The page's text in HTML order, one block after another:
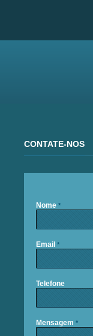
CONTATE-NOS
Nome *
Email *
Telefone
Mensagem *